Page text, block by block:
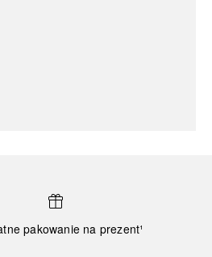
pakowanie na prezent¹